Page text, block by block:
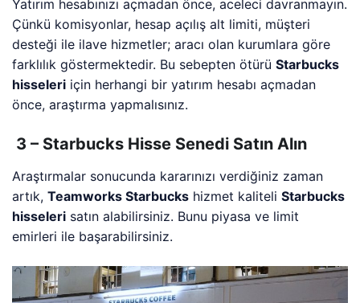
Yatırım hesabınızı açmadan önce, aceleci davranmayın.
Çünkü komisyonlar, hesap açılış alt limiti, müşteri
desteği ile ilave hizmetler; aracı olan kurumlara göre
farklılık göstermektedir. Bu sebepten ötürüStarbucks
hisseleri için herhangi bir yatırım hesabı açmadan
önce, araştırma yapmalısınız.
3 – Starbucks Hisse Senedi Satın Alın
Araştırmalar sonucunda kararınızı verdiğiniz zaman
artık,Teamworks Starbucks hizmet kaliteliStarbucks
hisseleri satın alabilirsiniz. Bunu piyasa ve limit
emirleri ile başarabilirsiniz.